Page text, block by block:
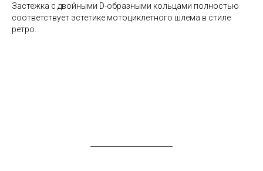
Застежка с двойными D-образными кольцами полностью
соответствует эстетике мотоциклетного шлема в стиле
ретро.